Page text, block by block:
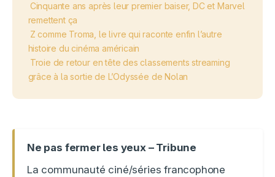
Cinquante ans après leur premier baiser, DC et Marvel
remettent ça
Z comme Troma, le livre qui raconte enfin l’autre
histoire du cinéma américain
Troie de retour en tête des classements streaming
grâce à la sortie de L’Odyssée de Nolan
Ne pas fermer les yeux – Tribune
La communauté ciné/séries francophone